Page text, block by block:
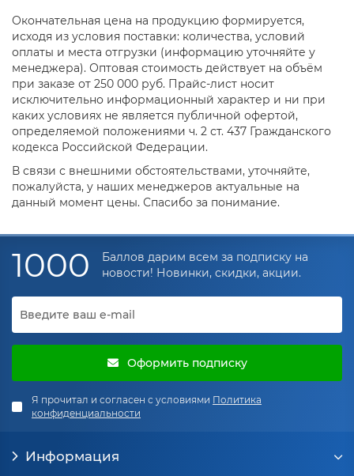
Окончательная цена на продукцию формируется,
исходя из условия поставки: количества, условий
оплаты и места отгрузки (информацию уточняйте у
менеджера). Оптовая стоимость действует на объём
при заказе от 250 000 руб. Прайс-лист носит
исключительно информационный характер и ни при
каких условиях не является публичной офертой,
определяемой положениями ч. 2 ст. 437 Гражданского
кодекса Российской Федерации.
В связи с внешними обстоятельствами, уточняйте,
пожалуйста, у наших менеджеров актуальные на
данный момент цены. Спасибо за понимание.
1000
Баллов дарим всем за подписку на
новости! Новинки, скидки, акции.
Оформить подписку
Я прочитал и согласен с условиями Политика
конфиденциальности
Информация